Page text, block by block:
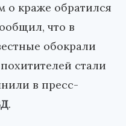
о краже обратился
что в
обокрали
стали
в пресс-
.